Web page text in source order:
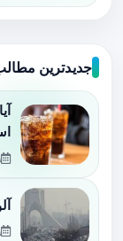
جدیدترین